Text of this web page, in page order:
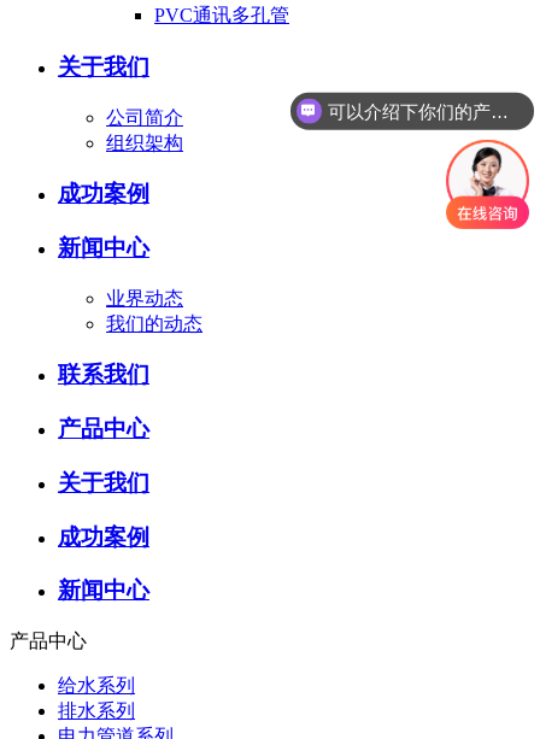
PVC通讯多孔管
关于我们
公司简介
组织架构
成功案例
新闻中心
业界动态
我们的动态
联系我们
产品中心
关于我们
成功案例
新闻中心
产品中心
给水系列
排水系列
可以介绍下你们的产品么？